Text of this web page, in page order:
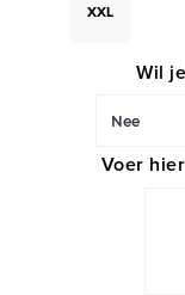
XXL
Wil
Voer